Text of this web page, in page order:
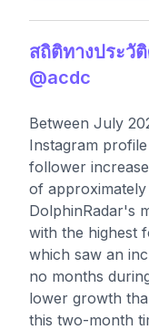
สถิติทางประวั
@acdc
Between July
Instagram
follower
of
DolphinRadar's
with the highest
which saw an
no months
lower growth
this two-month